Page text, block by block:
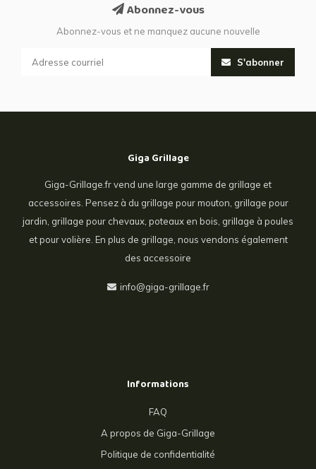
Abonnez-vous
Abonnez-vous et ne manquez aucune nouvelle
S'abonner
Giga Grillage
Giga-Grillage.fr vend une large gamme de grillage et
accessoires. Pensez à du grillage pour mouton, grillage pour
jardin, grillage pour chevaux, poteaux en bois, grillage à poules
et pour volière. En plus de grillage, nous vendons également
des accessoire
info@giga-grillage.fr
Informations
FAQ
A propos de Giga-Grillage
Politique de confidentialité